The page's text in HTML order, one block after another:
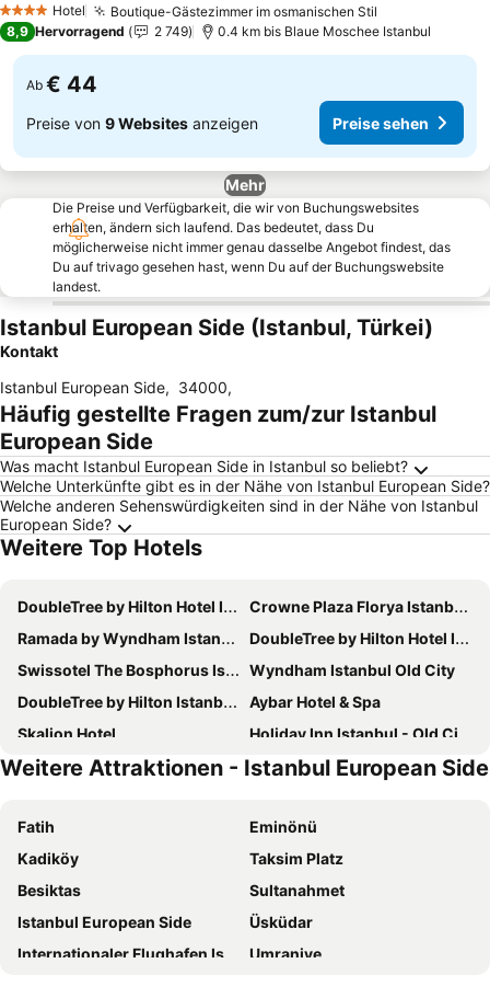
4 Sterne Hotel Boutique-Gästezimmer im osmanischen Stil
8,9 Hervorragend 2 749 0.4 km bis Blaue Moschee Istanbul
Ab € 44
Preise von 9 Websites anzeigen Preise sehen
Mehr
Die Preise und Verfügbarkeit, die wir von Buchungswebsites
erhalten, ändern sich laufend. Das bedeutet, dass Du
möglicherweise nicht immer genau dasselbe Angebot findest, das
Du auf trivago gesehen hast, wenn Du auf der Buchungswebsite
landest.
Istanbul European Side (Istanbul, Türkei)
Kontakt
Istanbul European Side, 34000,
Häufig gestellte Fragen zum/zur Istanbul
European Side
Was macht Istanbul European Side in Istanbul so beliebt?
Welche Unterkünfte gibt es in der Nähe von Istanbul European Side?
Welche anderen Sehenswürdigkeiten sind in der Nähe von Istanbul
European Side?
Weitere Top Hotels
DoubleTree by Hilton Hotel Istanbul - Moda
Crowne Plaza Florya Istanbul, an IHG Hotel
Ramada by Wyndham Istanbul Pera
DoubleTree by Hilton Hotel Istanbul - Piyalepasa
Swissotel The Bosphorus Istanbul
Wyndham Istanbul Old City
DoubleTree by Hilton Istanbul Topkapi
Aybar Hotel & Spa
Skalion Hotel
Holiday Inn Istanbul - Old City By Ihg
Dedeman Bostanci Istanbul Hotel & Convention Center
Sultan Hamit Hotel
Konak Hotel Taksim
Crowne Plaza Istanbul - Old City by IHG
Hilton Istanbul Bomonti Hotel & Conference Center
Ciragan Palace Kempinski Istanbul
Ramada by Wyndham Istanbul Golden Horn
Legacy Ottoman Hotel
Sheraton Istanbul Ataköy Hotel
The Ritz-Carlton, Istanbul
Renaissance Istanbul Polat Bosphorus Hotel
Sura Hagia Sophia Hotel
Weitere Attraktionen - Istanbul European Side
Fatih
Eminönü
Kadiköy
Taksim Platz
Besiktas
Sultanahmet
Istanbul European Side
Üsküdar
Internationaler Flughafen Istanbul-Sabiha Gökçen
Umraniye